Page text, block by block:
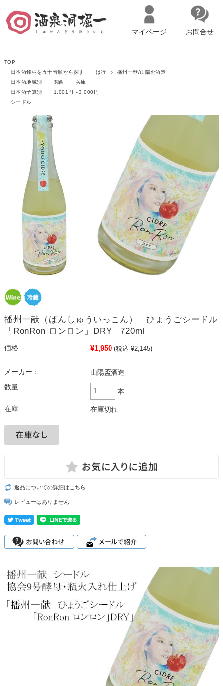
マイページへログイン カートをみる
マイページ お問合せ
TOP
日本酒銘柄を五十音順から探す
は行
播州一献/山陽盃酒造
日本酒地域別
関西
兵庫
日本酒予算別
1,001円～3,000円
シードル
播州一献（ばんしゅういっこん） ひょうごシードル
「RonRon ロンロン」DRY 720ml
価格: ¥1,950 (税込 ¥2,145)
メーカー：
山陽盃酒造
数量:
本
在庫: 在庫切れ
返品についての詳細はこちら
レビューはありません